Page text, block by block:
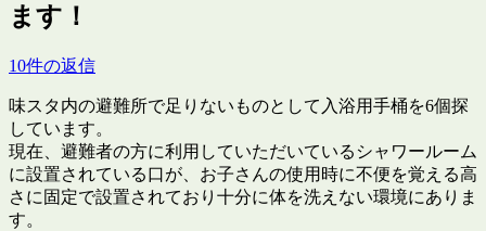
ます！
10件の返信
味スタ内の避難所で足りないものとして入浴用手桶を6個探
しています。
現在、避難者の方に利用していただいているシャワールーム
に設置されている口が、お子さんの使用時に不便を覚える高
さに固定で設置されており十分に体を洗えない環境にありま
す。